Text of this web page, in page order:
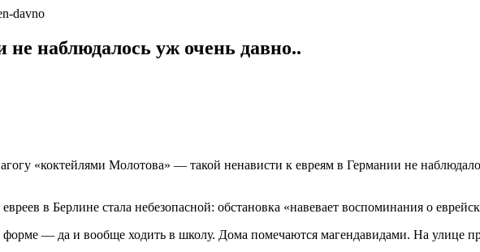
наблюдалось уж очень давно..
«коктейлями Молотова» — такой ненависти к евреям в Германии не
в Берлине стала небезопасной: обстановка «навевает воспоминания о
— да и вообще ходить в школу. Дома помечаются магендавидами. На улице